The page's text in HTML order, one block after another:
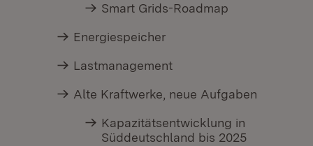
Smart Grids-Roadmap
Energiespeicher
Lastmanagement
Alte Kraftwerke, neue Aufgaben
Kapazitätsentwicklung in
Süddeutschland bis 2025